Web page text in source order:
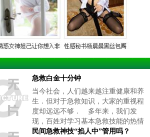
急救白金十分钟
当今社会，人们越来越注重健康和养
生．但对于急救知识，大家的重视程
度却远远不够． 多年来，我们发
现，百姓对学习基本急救技能的热情
仅限于理论学习，不重视动手操作练
民间急救神技“掐人中”管用吗？